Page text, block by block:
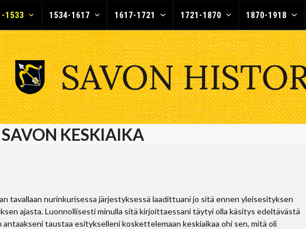
-1533 1534-1617 1617-1721 1721-1870 1870-1918
KESKIAIKA
tavallaan nurinkurisessa järjestyksessä laadittuani jo sitä ennen yleisesityksen
ajasta. Luonnollisesti minulla sitä kirjoittaessani täytyi olla käsitys edeltävästä
antaakseni taustaa esitykselleni koskettelemaan keskiaikaa ohi sen, mitä oli